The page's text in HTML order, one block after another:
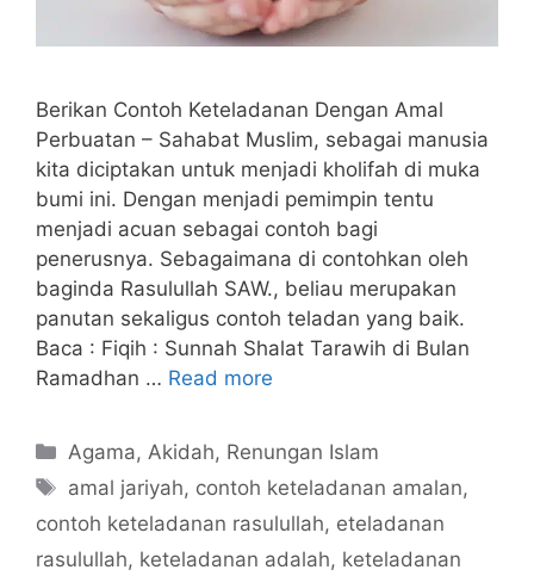
Berikan Contoh Keteladanan Dengan Amal
Perbuatan – Sahabat Muslim, sebagai manusia
kita diciptakan untuk menjadi kholifah di muka
bumi ini. Dengan menjadi pemimpin tentu
menjadi acuan sebagai contoh bagi
penerusnya. Sebagaimana di contohkan oleh
baginda Rasulullah SAW., beliau merupakan
panutan sekaligus contoh teladan yang baik.
Baca : Fiqih : Sunnah Shalat Tarawih di Bulan
Ramadhan … Read more
Categories
Agama,Akidah, Renungan Islam
Tags
amal jariyah, contoh keteladanan amalan,
contoh keteladanan rasulullah, eteladanan
rasulullah, keteladanan adalah, keteladanan